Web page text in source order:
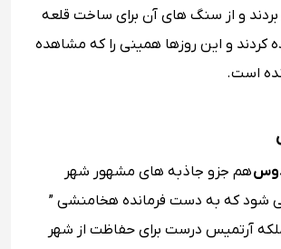
بردند و از سنگ های آن برای ساخت قلعه
کردند و این روزها همینی را که مشاهده
است.
هم جزو جاذبه های مشهور شهر
شود که به دست فرمانده هخامنشی ”
آرتمیس درست برای حفاظت از شهر